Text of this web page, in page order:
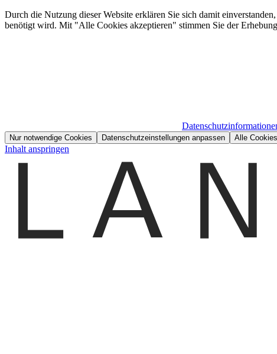
Durch die Nutzung dieser Website erklären Sie sich damit
benötigt wird. Mit "Alle Cookies akzeptieren" stimmen Sie der
Nur notwendige Cookies Datenschutzeinstellungen anpassen Alle
Inhalt anspringen